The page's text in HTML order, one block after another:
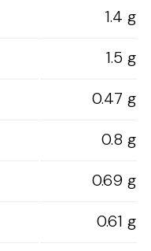
1.4 g
1.5 g
0.47 g
0.8 g
0.69 g
0.61 g